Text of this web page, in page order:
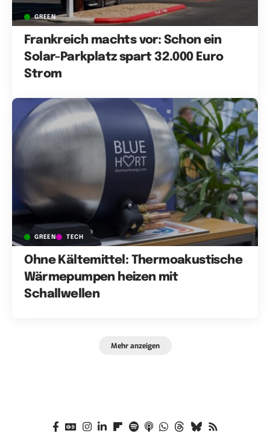
GREEN
Frankreich machts vor: Schon ein
Solar-Parkplatz spart 32.000 Euro
Strom
GREEN TECH
Ohne Kältemittel: Thermoakustische
Wärmepumpen heizen mit
Schallwellen
Mehr anzeigen